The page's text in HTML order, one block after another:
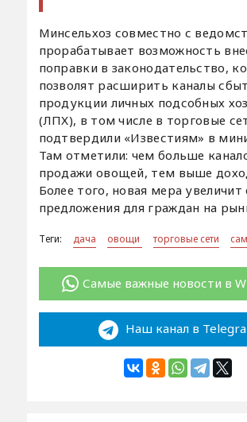
Минсельхоз совместно с
прорабатывает возможность
поправки в законодательство,
позволят расширить каналы
продукции личных подсобных
(ЛПХ), в том числе в торговые
подтвердили «Известиям» в
Там отметили: чем больше
продажи овощей, тем выше
Более того, новая мера
предложения для граждан на
Теги: дача овощи торговые сети
Самые важные новости в
Наш канал в